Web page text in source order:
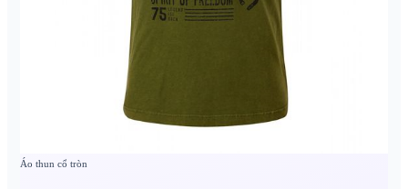
Áo thun cổ tròn